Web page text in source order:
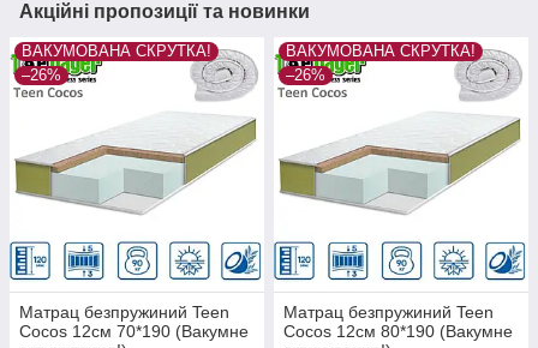
Акційні пропозиції та новинки
ВАКУМОВАНА СКРУТКА!
–26%
Матрац безпружиний Teen
Cocos 12см 70*190 (Вакумне
ВАКУМОВАНА СКРУТКА!
–26%
Матрац безпружиний Teen
Cocos 12см 80*190 (Вакумне